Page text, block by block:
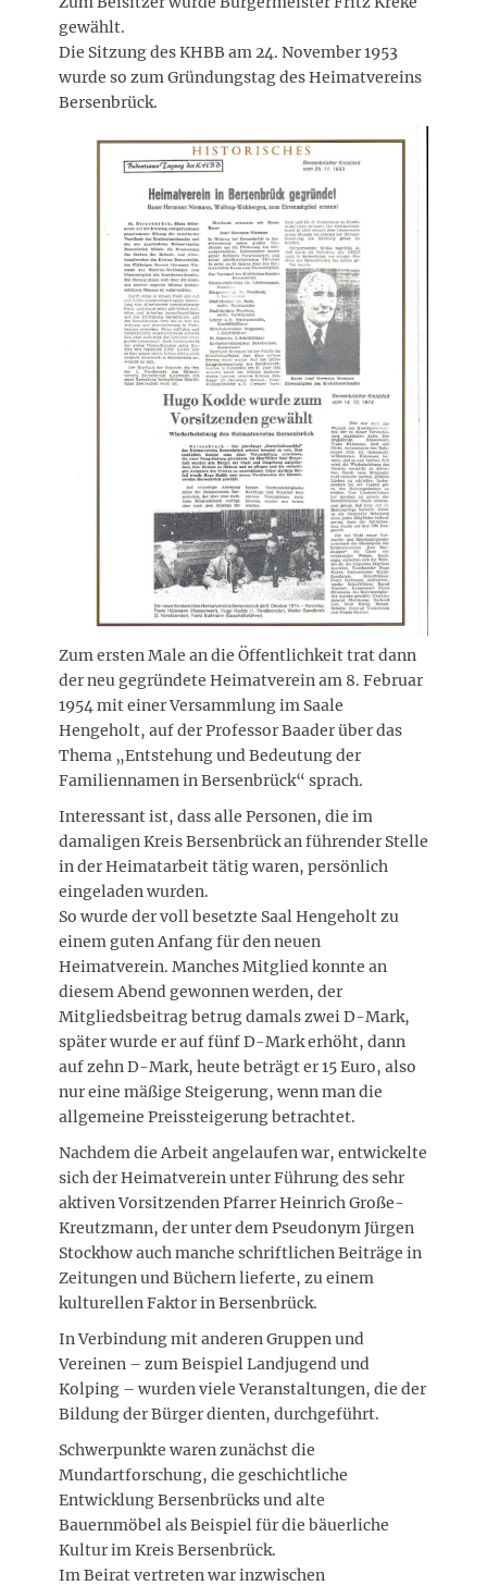
gewählt.
Die Sitzung des KHBB am 24. November 1953
wurde so zum Gründungstag des Heimatvereins
Bersenbrück.
Zum ersten Male an die Öffentlichkeit trat dann
der neu gegründete Heimatverein am 8. Februar
1954 mit einer Versammlung im Saale
Hengeholt, auf der Professor Baader über das
Thema „Entstehung und Bedeutung der
Familiennamen in Bersenbrück“ sprach.
Interessant ist, dass alle Personen, die im
damaligen Kreis Bersenbrück an führender Stelle
in der Heimatarbeit tätig waren, persönlich
eingeladen wurden.
So wurde der voll besetzte Saal Hengeholt zu
einem guten Anfang für den neuen
Heimatverein. Manches Mitglied konnte an
diesem Abend gewonnen werden, der
Mitgliedsbeitrag betrug damals zwei D-Mark,
später wurde er auf fünf D-Mark erhöht, dann
auf zehn D-Mark, heute beträgt er 15 Euro, also
nur eine mäßige Steigerung, wenn man die
allgemeine Preissteigerung betrachtet.
Nachdem die Arbeit angelaufen war, entwickelte
sich der Heimatverein unter Führung des sehr
aktiven Vorsitzenden Pfarrer Heinrich Große-
Kreutzmann, der unter dem Pseudonym Jürgen
Stockhow auch manche schriftlichen Beiträge in
Zeitungen und Büchern lieferte, zu einem
kulturellen Faktor in Bersenbrück.
In Verbindung mit anderen Gruppen und
Vereinen – zum Beispiel Landjugend und
Kolping – wurden viele Veranstaltungen, die der
Bildung der Bürger dienten, durchgeführt.
Schwerpunkte waren zunächst die
Mundartforschung, die geschichtliche
Entwicklung Bersenbrücks und alte
Bauernmöbel als Beispiel für die bäuerliche
Kultur im Kreis Bersenbrück.
Im Beirat vertreten war inzwischen